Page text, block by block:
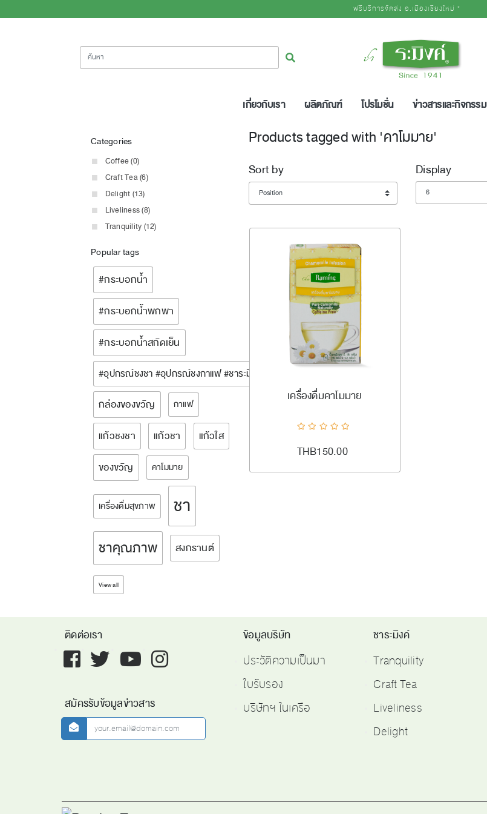
ฟรีบริการจัดส่ง อ.เมืองเชียงใหม่ *
ค้นหา ค้นหา
เกี่ยวกับเรา ผลิตภัณฑ์ โปรโมชั่น ข่าวสารและกิจกรรม
Categories
Coffee (0)
Craft Tea (6)
Delight (13)
Liveliness (8)
Tranquility (12)
Popular tags
#กระบอกน้ำ
#กระบอกน้ำพกพา
#กระบอกน้ำสกัดเย็น
#อุปกรณ์ชงชา #อุปกรณ์ชงกาแฟ #ชาระมิงค์ #ramingtea
กล่องของขวัญ กาแฟ
แก้วชงชา แก้วชา
แก้วใส
ของขวัญ
คาโมมาย
เครื่องดื่มสุขภาพ ชา
ชาคุณภาพ สงกรานต์
View all
Products tagged with 'คาโมมาย'
Sort by
Display
Display
เพิ่มลงตะกร้า
ADDTOCART Quick ViewAddToCompareList
เครื่องดื่มคาโมมาย
THB150.00
ติดต่อเรา
Facebook twitter youtube instagram
สมัครรับข้อมูลข่าวสาร
newsletter
ข้อมูลบริษัท
ประวัติความเป็นมา
ใบรับรอง
บริษัทฯ ในเครือ
ชาระมิงค์
Tranquility
Craft Tea
Liveliness
Delight